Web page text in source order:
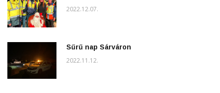
2022.12.07.
Sűrű nap Sárváron
2022.11.12.